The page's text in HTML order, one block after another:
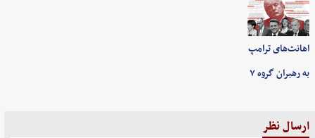
اهانت‌های ترامپ
به رهبران گروه ۷
ارسال نظر